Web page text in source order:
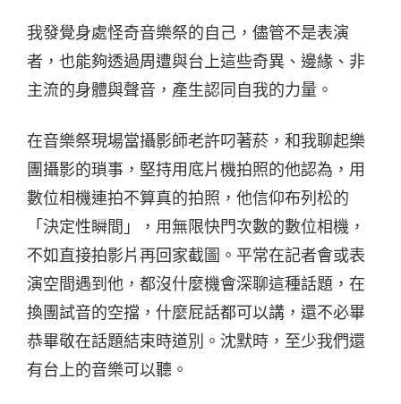
我發覺身處怪奇音樂祭的自己，儘管不是表演
者，也能夠透過周遭與台上這些奇異、邊緣、非
主流的身體與聲音，產生認同自我的力量。
在音樂祭現場當攝影師老許叼著菸，和我聊起樂
團攝影的瑣事，堅持用底片機拍照的他認為，用
數位相機連拍不算真的拍照，他信仰布列松的
「決定性瞬間」，用無限快門次數的數位相機，
不如直接拍影片再回家截圖。平常在記者會或表
演空間遇到他，都沒什麼機會深聊這種話題，在
換團試音的空擋，什麼屁話都可以講，還不必畢
恭畢敬在話題結束時道別。沈默時，至少我們還
有台上的音樂可以聽。